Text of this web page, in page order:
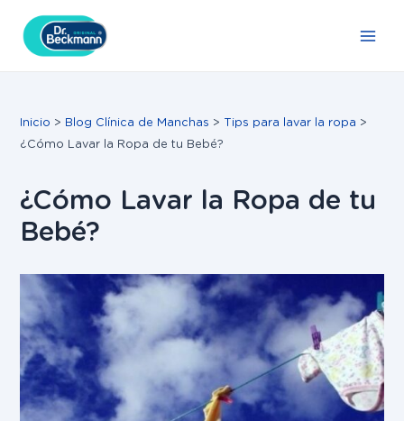
contenido
Inicio Blog Clínica de Manchas
Tips para lavar la ropa
¿Cómo Lavar la Ropa de tu Bebé?
¿Cómo Lavar la Ropa de tu
Bebé?
de
entradas